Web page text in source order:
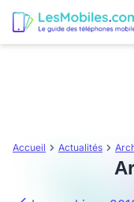
Accueil Actualités